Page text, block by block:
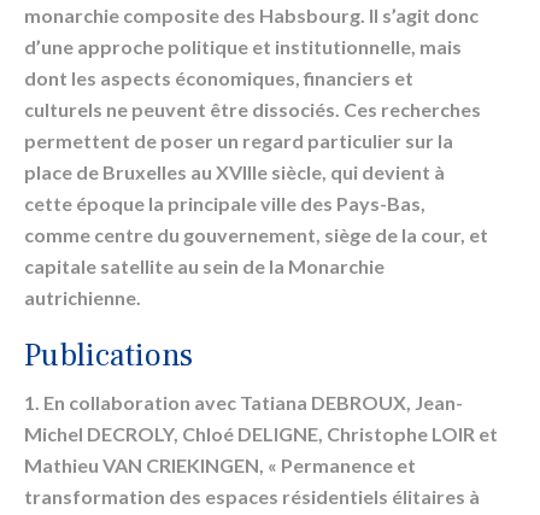
monarchie composite des Habsbourg. Il s’agit donc
d’une approche politique et institutionnelle, mais
dont les aspects économiques, financiers et
culturels ne peuvent être dissociés. Ces recherches
permettent de poser un regard particulier sur la
place de Bruxelles au XVIIIe siècle, qui devient à
cette époque la principale ville des Pays-Bas,
comme centre du gouvernement, siège de la cour, et
capitale satellite au sein de la Monarchie
autrichienne.
Publications
1. En collaboration avec Tatiana DEBROUX, Jean-
Michel DECROLY, Chloé DELIGNE, Christophe LOIR et
Mathieu VAN CRIEKINGEN, « Permanence et
transformation des espaces résidentiels élitaires à